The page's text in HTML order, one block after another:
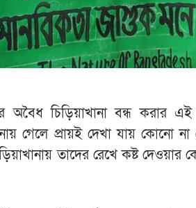
অবৈধ চিড়িয়াখানা বন্ধ করার
গেলে প্রায়ই দেখা যায় কোনো
তাদের রেখে কষ্ট দেওয়ার